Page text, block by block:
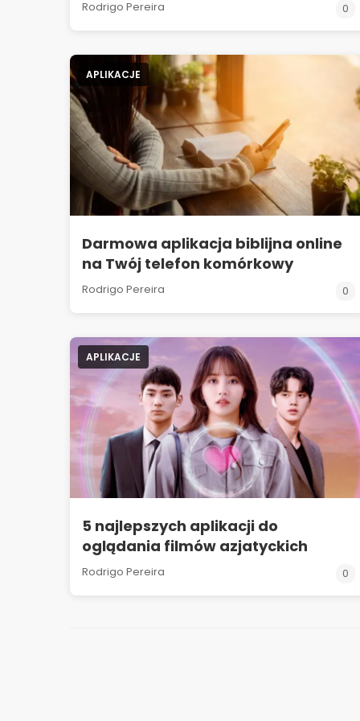
Rodrigo Pereira 0
APLIKACJE
Darmowa aplikacja biblijna online
na Twój telefon komórkowy
Rodrigo Pereira 0
APLIKACJE
5 najlepszych aplikacji do
oglądania filmów azjatyckich
Rodrigo Pereira 0